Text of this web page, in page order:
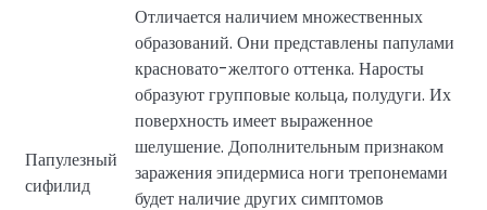
Папулезный
сифилид
Отличается наличием множественных
образований. Они представлены папулами
красновато-желтого оттенка. Наросты
образуют групповые кольца, полудуги. Их
поверхность имеет выраженное
шелушение. Дополнительным признаком
заражения эпидермиса ноги трепонемами
будет наличие других симптомов